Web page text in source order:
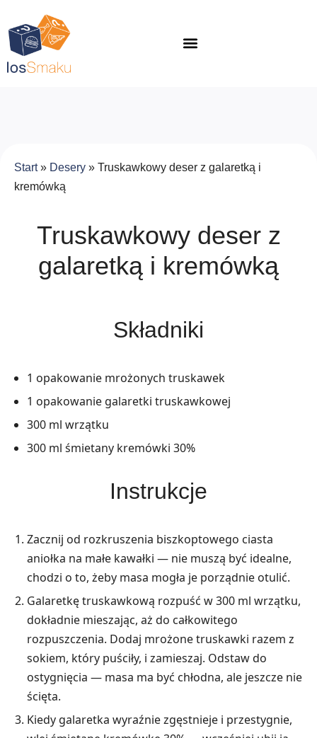
Start» Desery » Truskawkowy deser z galaretką i
kremówką
Truskawkowy deser z
galaretką i kremówką
Składniki
1 opakowanie mrożonych truskawek
1 opakowanie galaretki truskawkowej
300 ml wrzątku
300 ml śmietany kremówki 30%
Instrukcje
Zacznij od rozkruszenia biszkoptowego ciasta
aniołka na małe kawałki — nie muszą być idealne,
chodzi o to, żeby masa mogła je porządnie otulić.
Galaretkę truskawkową rozpuść w 300 ml wrzątku,
dokładnie mieszając, aż do całkowitego
rozpuszczenia. Dodaj mrożone truskawki razem z
sokiem, który puściły, i zamieszaj. Odstaw do
ostygnięcia — masa ma być chłodna, ale jeszcze nie
ścięta.
Kiedy galaretka wyraźnie zgęstnieje i przestygnie,